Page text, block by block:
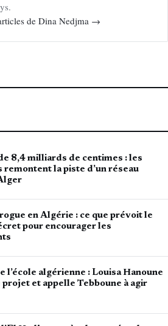
de Dina Nedjma →
8,4 milliards de centimes : les
remontent la piste d’un réseau
en Algérie : ce que prévoit le
pour encourager les
l’école algérienne : Louisa Hanoune
et appelle Tebboune à agir